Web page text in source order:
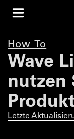
How To
Wave
nutzen
Letzte